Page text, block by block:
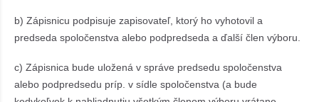
b) Zápisnicu podpisuje zapisovateľ, ktorý ho vyhotovil a
predseda spoločenstva alebo podpredseda a ďalší člen výboru.
c) Zápisnica bude uložená v správe predsedu spoločenstva
alebo podpredsedu príp. v sídle spoločenstva (a bude